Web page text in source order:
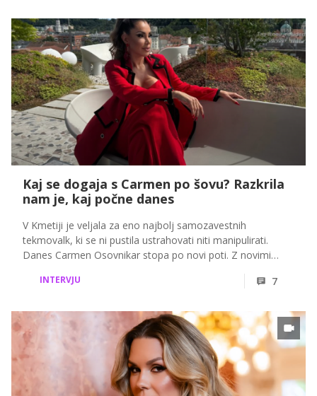
ovacije.
Kaj se dogaja s Carmen po šovu? Razkrila
nam je, kaj počne danes
V Kmetiji je veljala za eno najbolj samozavestnih
tekmovalk, ki se ni pustila ustrahovati niti manipulirati.
Danes Carmen Osovnikar stopa po novi poti. Z novimi
vase, ob tem pa razkriva, kako je prav izkušnja v
INTERVJU 7